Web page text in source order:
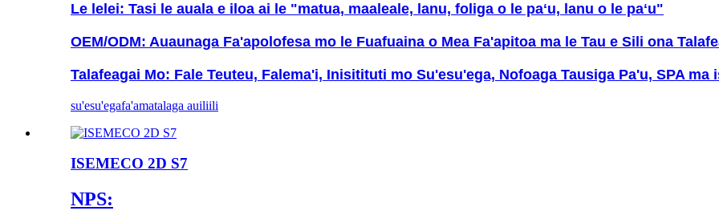
Le lelei: Tasi le auala e iloa ai le "matua, maaleale, lanu, foliga o le paʻu, lanu o le paʻu"
OEM/ODM: Auaunaga Fa'apolofesa mo le Fuafuaina o Mea Fa'apitoa ma le Tau e Sili ona
Talafeagai Mo: Fale Teuteu, Falema'i, Inisitituti mo Su'esu'ega, Nofoaga Tausiga Pa'u, SPA ma
su'esu'egafa'amatalaga auiliili
ISEMECO 2D S7
NPS: